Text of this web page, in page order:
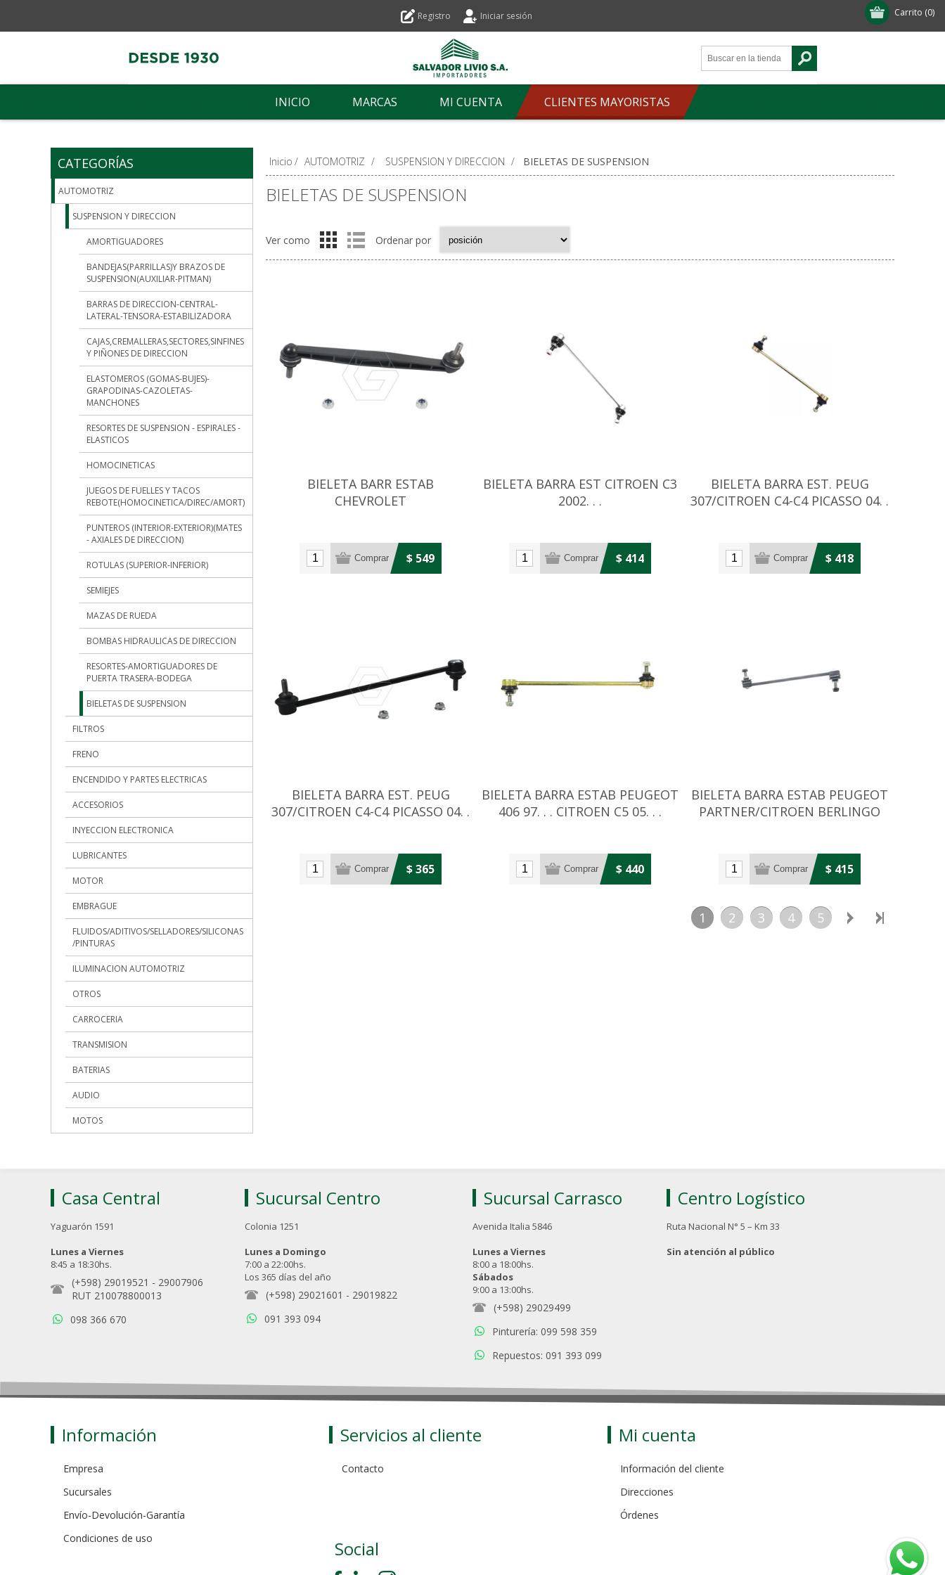
Carrito (0)
Registro Iniciar sesión
INICIO MARCAS MI CUENTA CLIENTES MAYORISTAS
Inicio / AUTOMOTRIZ / SUSPENSION Y DIRECCION / BIELETAS DE SUSPENSION
BIELETAS DE SUSPENSION
Ver como Ordenar por
BIELETA BARR ESTAB
CHEVROLET
$ 549
BIELETA BARRA EST CITROEN C3
2002. . .
$ 414
BIELETA BARRA EST. PEUG
307/CITROEN C4-C4 PICASSO 04. .
$ 418
BIELETA BARRA EST. PEUG
307/CITROEN C4-C4 PICASSO 04. .
$ 365
BIELETA BARRA ESTAB PEUGEOT
406 97. . . CITROEN C5 05. . .
$ 440
BIELETA BARRA ESTAB PEUGEOT
PARTNER/CITROEN BERLINGO
$ 415
1 2 3 4 5
CATEGORÍAS
AUTOMOTRIZ
SUSPENSION Y DIRECCION
AMORTIGUADORES
BANDEJAS(PARRILLAS)Y BRAZOS DE
SUSPENSION(AUXILIAR-PITMAN)
BARRAS DE DIRECCION-CENTRAL-
LATERAL-TENSORA-ESTABILIZADORA
CAJAS,CREMALLERAS,SECTORES,SINFINES
Y PIÑONES DE DIRECCION
ELASTOMEROS (GOMAS-BUJES)-
GRAPODINAS-CAZOLETAS-
MANCHONES
RESORTES DE SUSPENSION - ESPIRALES -
ELASTICOS
HOMOCINETICAS
JUEGOS DE FUELLES Y TACOS
REBOTE(HOMOCINETICA/DIREC/AMORT)
PUNTEROS (INTERIOR-EXTERIOR)(MATES
- AXIALES DE DIRECCION)
ROTULAS (SUPERIOR-INFERIOR)
SEMIEJES
MAZAS DE RUEDA
BOMBAS HIDRAULICAS DE DIRECCION
RESORTES-AMORTIGUADORES DE
PUERTA TRASERA-BODEGA
BIELETAS DE SUSPENSION
FILTROS
FRENO
ENCENDIDO Y PARTES ELECTRICAS
ACCESORIOS
INYECCION ELECTRONICA
LUBRICANTES
MOTOR
EMBRAGUE
FLUIDOS/ADITIVOS/SELLADORES/SILICONAS
/PINTURAS
ILUMINACION AUTOMOTRIZ
OTROS
CARROCERIA
TRANSMISION
BATERIAS
AUDIO
MOTOS
Casa Central
Yaguarón 1591
Lunes a Viernes
8:45 a 18:30hs.
(+598) 29019521 - 29007906
RUT 210078800013
098 366 670
Sucursal Centro
Colonia 1251
Lunes a Domingo
7:00 a 22:00hs.
Los 365 días del año
(+598) 29021601 - 29019822
091 393 094
Sucursal Carrasco
Avenida Italia 5846
Lunes a Viernes
8:00 a 18:00hs.
Sábados
9:00 a 13:00hs.
(+598) 29029499
Pinturería: 099 598 359
Repuestos: 091 393 099
Centro Logístico
Ruta Nacional N° 5 – Km 33
Sin atención al público
Información
Empresa
Sucursales
Envío-Devolución-Garantía
Condiciones de uso
Servicios al cliente
Contacto
Mi cuenta
Información del cliente
Direcciones
Órdenes
Social